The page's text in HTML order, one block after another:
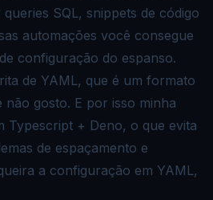
SQL, snippets de código
automações você consegue
configuração do espanso.
de YAML, que é um formato
gosto. E por isso minha
Typescript + Deno, o que evita
de espaçamento e
a configuração em YAML,